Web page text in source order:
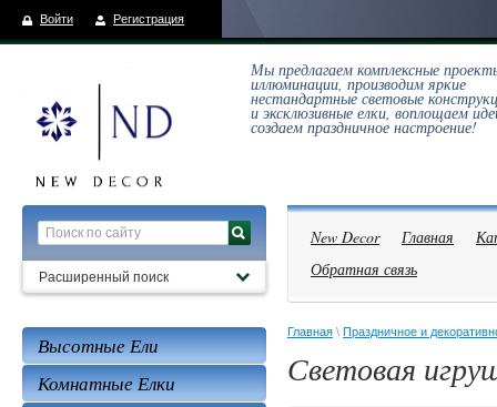
Войти Регистрация
Мы предлагаем комплексные
иллюминации, производим яркие
нестандартные световые
и эксклюзивные елки, воплощаем
создаем праздничное настроение!
Расширенный поиск
Высотные Ели
Комнатные Елки
New Decor Главная
Обратная связь
Главная \ Праздничное и
Световая